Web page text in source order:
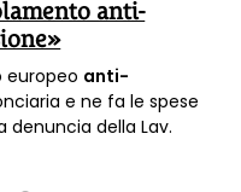
anti-
europeo anti-
e ne fa le spese
denuncia della Lav.